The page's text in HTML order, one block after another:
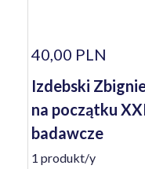
40,00 PLN
Izdebski
na początku
badawcze
1 produkt/y